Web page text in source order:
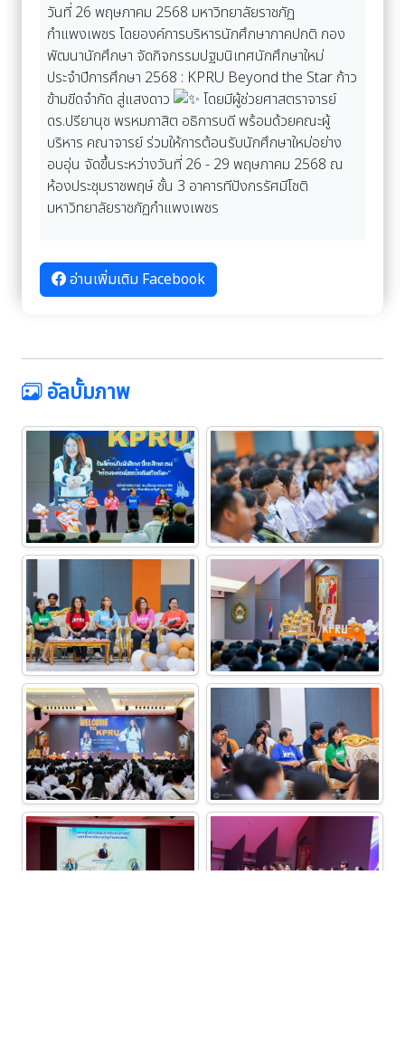
วันที่ 26 พฤษภาคม 2568 มหาวิทยาลัยราชภัฏ
กำแพงเพชร โดยองค์การบริหารนักศึกษาภาคปกติ กอง
พัฒนานักศึกษา จัดกิจกรรมปฐมนิเทศนักศึกษาใหม่
ประจำปีการศึกษา 2568 : KPRU Beyond the Star ก้าว
ข้ามขีดจำกัด สู่แสงดาว
โดยมีผู้ช่วยศาสตราจารย์
ดร.ปรียานุช พรหมภาสิต อธิการบดี พร้อมด้วยคณะผู้
บริหาร คณาจารย์ ร่วมให้การต้อนรับนักศึกษาใหม่อย่าง
อบอุ่น จัดขึ้นระหว่างวันที่ 26 - 29 พฤษภาคม 2568 ณ
ห้องประชุมราชพฤษ์ ชั้น 3 อาคารทีปังกรรัศมีโชติ
มหาวิทยาลัยราชภัฏกำแพงเพชร
อ่านเพิ่มเติม Facebook
อัลบั้มภาพ